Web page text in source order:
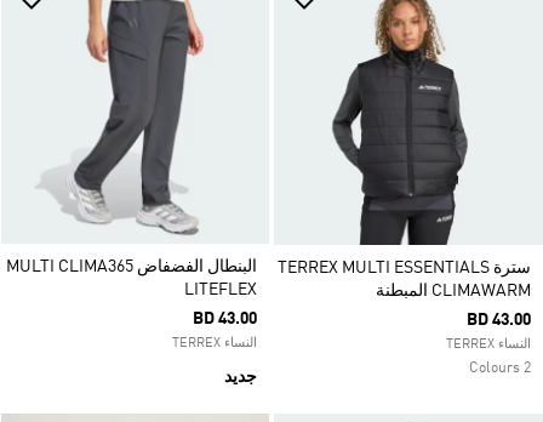
سترة TERREX MULTI ESSENTIALS
CLIMAWARM المبطنة
BD 43.00
النساء TERREX
2 Colours
البنطال الفضفاض MULTI CLIMA365
LITEFLEX
BD 43.00
النساء TERREX
جديد